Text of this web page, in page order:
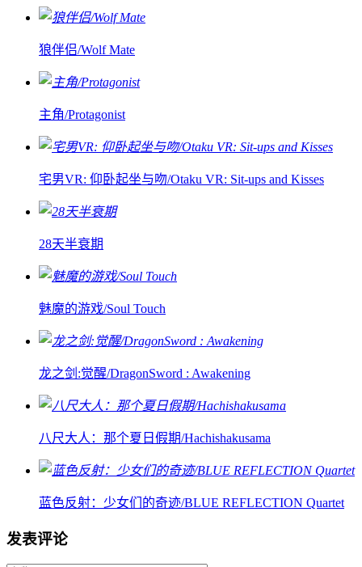
狼伴侣/Wolf Mate
主角/Protagonist
宅男VR: 仰卧起坐与吻/Otaku VR: Sit-ups and Kisses
28天半衰期
魅魔的游戏/Soul Touch
龙之剑:觉醒/DragonSword : Awakening
八尺大人：那个夏日假期/Hachishakusama
蓝色反射：少女们的奇迹/BLUE REFLECTION Quartet
发表评论